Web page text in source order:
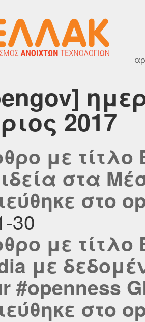
2017
με
στα
στο
30
με
με
#openness
στο